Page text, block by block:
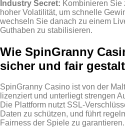
Industry Secret: Kombinieren Sie
hoher Volatilität, um schnelle
wechseln Sie danach zu einem
Guthaben zu stabilisieren.
Wie SpinGranny
sicher und fair
SpinGranny Casino ist von der
lizenziert und unterliegt strengen
Die Plattform nutzt
Daten zu schützen, und führt
Fairness der Spiele zu garantieren.